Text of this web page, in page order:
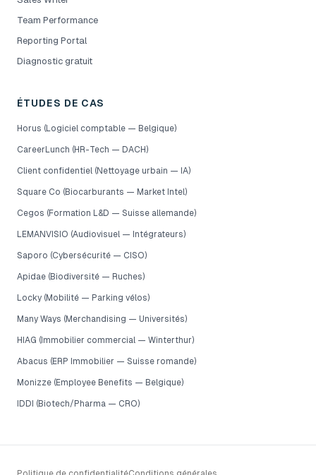
Team Performance
Reporting Portal
Diagnostic gratuit
ÉTUDES DE CAS
Horus (Logiciel comptable — Belgique)
CareerLunch (HR-Tech — DACH)
Client confidentiel (Nettoyage urbain — IA)
Square Co (Biocarburants — Market Intel)
Cegos (Formation L&D — Suisse allemande)
LEMANVISIO (Audiovisuel — Intégrateurs)
Saporo (Cybersécurité — CISO)
Apidae (Biodiversité — Ruches)
Locky (Mobilité — Parking vélos)
Many Ways (Merchandising — Universités)
HIAG (Immobilier commercial — Winterthur)
Abacus (ERP Immobilier — Suisse romande)
Monizze (Employee Benefits — Belgique)
IDDI (Biotech/Pharma — CRO)